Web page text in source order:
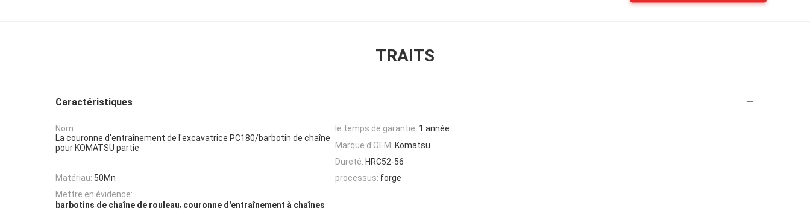
TRAITS
Caractéristiques
Nom:
La couronne d'entraînement de l'excavatrice PC180/barbotin de chaîne
pour KOMATSU partie
le temps de garantie: 1 année
Marque d'OEM: Komatsu
Dureté: HRC52-56
Matériau: 50Mn processus: forge
Mettre en évidence:
barbotins de chaîne de rouleau, couronne d'entraînement à chaînes